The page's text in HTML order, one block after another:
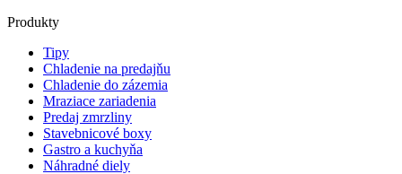
Produkty
Tipy
Chladenie na predajňu
Chladenie do zázemia
Mraziace zariadenia
Predaj zmrzliny
Stavebnicové boxy
Gastro a kuchyňa
Náhradné diely